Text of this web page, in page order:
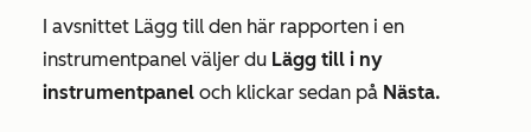
I avsnittet Lägg till den här rapporten i en
instrumentpanel väljer du Lägg till i ny
instrumentpanel och klickar sedan på Nästa.